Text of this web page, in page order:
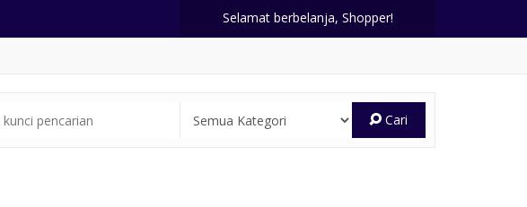
Selamat berbelanja, Shopper!
Cari